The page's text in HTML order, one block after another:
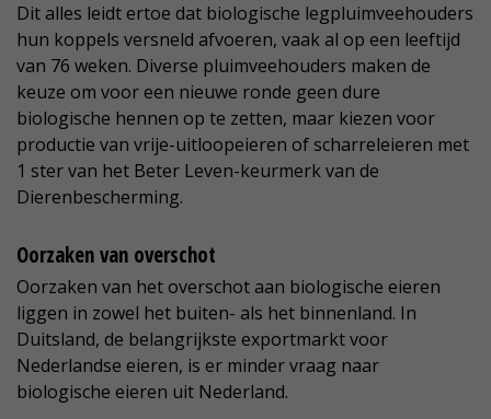
Dit alles leidt ertoe dat biologische legpluimveehouders
hun koppels versneld afvoeren, vaak al op een leeftijd
van 76 weken. Diverse pluimveehouders maken de
keuze om voor een nieuwe ronde geen dure
biologische hennen op te zetten, maar kiezen voor
productie van vrije-uitloopeieren of scharreleieren met
1 ster van het Beter Leven-keurmerk van de
Dierenbescherming.
Oorzaken van overschot
Oorzaken van het overschot aan biologische eieren
liggen in zowel het buiten- als het binnenland. In
Duitsland, de belangrijkste exportmarkt voor
Nederlandse eieren, is er minder vraag naar
biologische eieren uit Nederland.